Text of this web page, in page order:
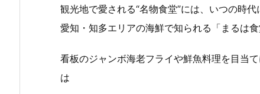
観光地で愛される“名物食堂”には、いつの時
愛知・知多エリアの海鮮で知られる「まるは食
看板のジャンボ海老フライや鮮魚料理を目当
は